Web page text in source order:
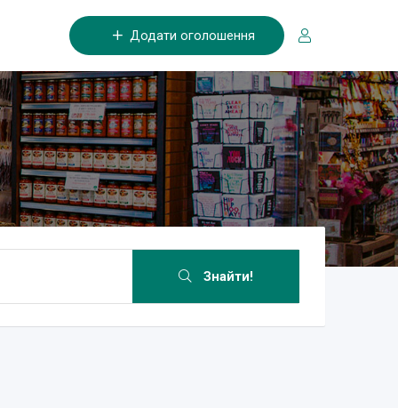
Додати оголошення
Знайти!